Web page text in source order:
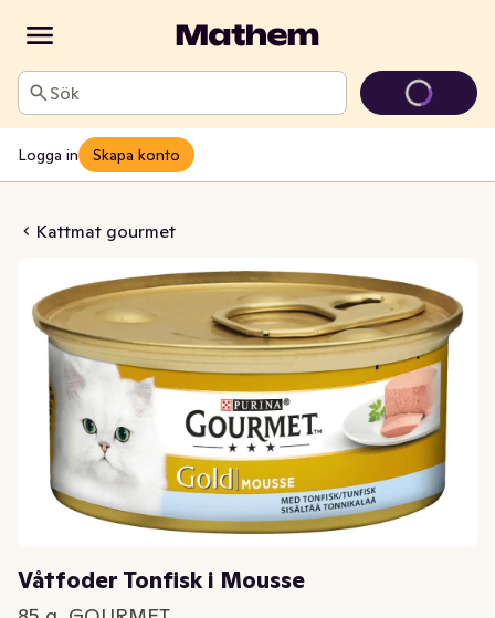
Sök
Logga in Skapa konto
Kattmat gourmet
i Mousse
Våtfoder Tonfisk i Mousse